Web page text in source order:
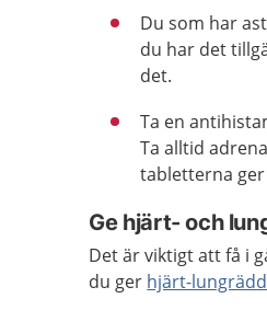
Du som har
du har det
det.
Ta en
Ta alltid
tabletterna
Ge hjärt- och
Det är viktigt att få i
du ger hjärt-